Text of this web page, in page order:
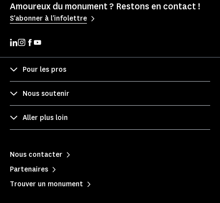
Amoureux du monument ? Restons en contact !
S'abonner à l'infolettre
Pour les pros
Nous soutenir
Aller plus loin
Nous contacter
Partenaires
Trouver un monument